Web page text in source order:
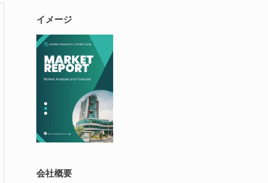
イメージ
会社概要